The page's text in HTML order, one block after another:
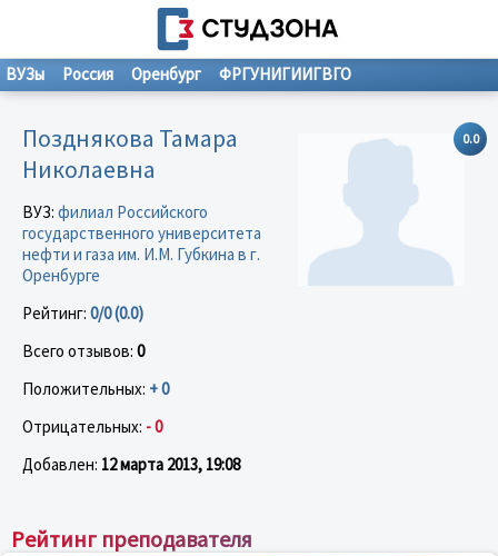
ВУЗы Россия Оренбург ФРГУНИГИИГВГО
0.0
Позднякова Тамара
Николаевна
ВУЗ: филиал Российского
государственного университета
нефти и газа им. И.М. Губкина в г.
Оренбурге
Рейтинг: 0/0 (0.0)
Всего отзывов: 0
Положительных: + 0
Отрицательных: - 0
Добавлен: 12 марта 2013, 19:08
Рейтинг преподавателя